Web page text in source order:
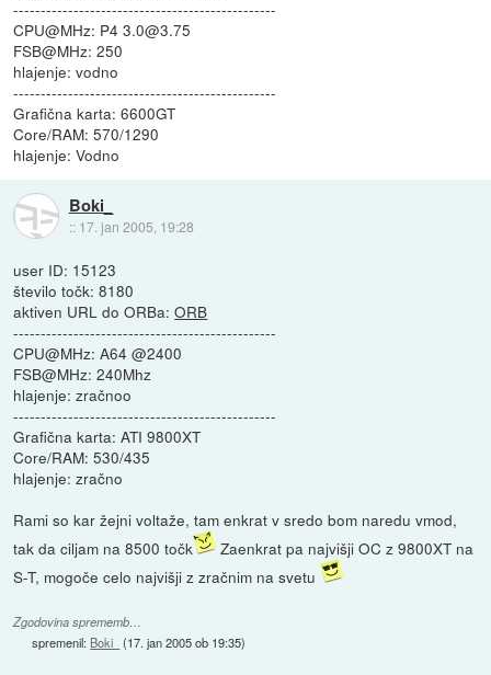
------------------------------------------------
CPU@MHz: P4 3.0@3.75
FSB@MHz: 250
hlajenje: vodno
------------------------------------------------
Grafična karta: 6600GT
Core/RAM: 570/1290
hlajenje: Vodno
Boki_
:: 17. jan 2005, 19:28
user ID: 15123
število točk: 8180
aktiven URL do ORBa:ORB
------------------------------------------------
CPU@MHz: A64 @2400
FSB@MHz: 240Mhz
hlajenje: zračnoo
------------------------------------------------
Grafična karta: ATI 9800XT
Core/RAM: 530/435
hlajenje: zračno
Rami so kar žejni voltaže, tam enkrat v sredo bom naredu vmod,
tak da ciljam na 8500 točk
Zaenkrat pa najvišji OC z 9800XT na
S-T, mogoče celo najvišji z zračnim na svetu
Zgodovina sprememb…
spremenil: Boki_ (17. jan 2005 ob 19:35)